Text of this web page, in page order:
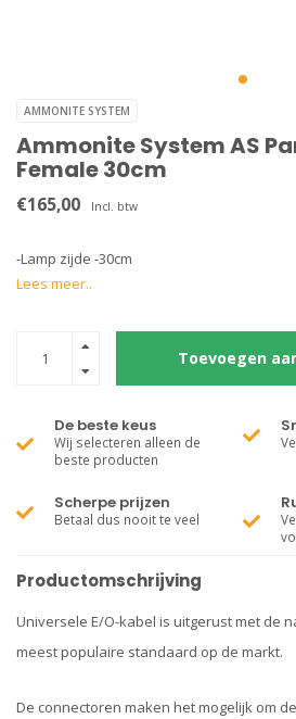
AMMONITE SYSTEM
Ammonite System AS
Female 30cm
€165,00 Incl. btw
-Lamp zijde -30cm
Lees meer..
Toevoegen
De beste keus
Wij selecteren alleen de
beste producten
Scherpe prijzen
Betaal dus nooit te veel
Productomschrijving
Universele E/O-kabel is uitgerust met de
meest populaire standaard op de markt.
De connectoren maken het mogelijk om